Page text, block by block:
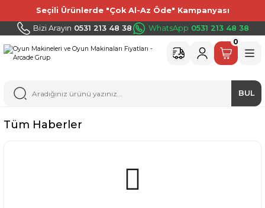
Seçili Ürünlerde "Çok Al-Az Öde" Kampanyası
Bizi Arayın 0531 213 48 38 WhatsApp 0531 213 48 38
BUL
0
Tüm Haberler